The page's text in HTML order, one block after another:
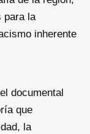
para la
inherente
documental
que
la